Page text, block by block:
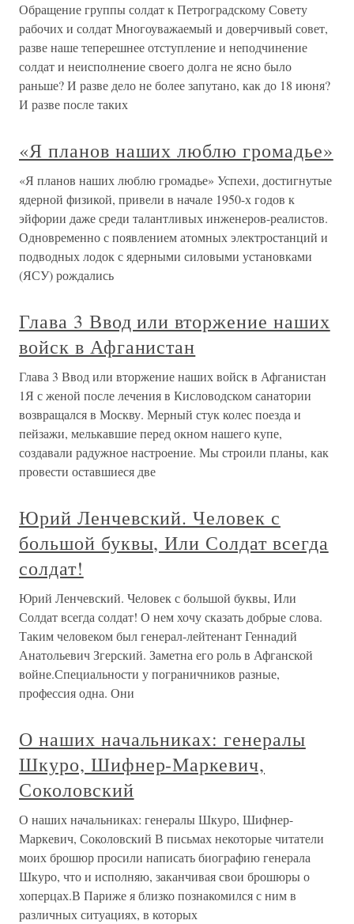
Обращение группы солдат к Петроградскому Совету
рабочих и солдат Многоуважаемый и доверчивый совет,
разве наше теперешнее отступление и неподчинение
солдат и неисполнение своего долга не ясно было
раньше? И разве дело не более запутано, как до 18 июня?
И разве после таких
«Я планов наших люблю громадье»
«Я планов наших люблю громадье» Успехи, достигнутые
ядерной физикой, привели в начале 1950-х годов к
эйфории даже среди талантливых инженеров-реалистов.
Одновременно с появлением атомных электростанций и
подводных лодок с ядерными силовыми установками
(ЯСУ) рождались
Глава 3 Ввод или вторжение наших
войск в Афганистан
Глава 3 Ввод или вторжение наших войск в Афганистан
1Я с женой после лечения в Кисловодском санатории
возвращался в Москву. Мерный стук колес поезда и
пейзажи, мелькавшие перед окном нашего купе,
создавали радужное настроение. Мы строили планы, как
провести оставшиеся две
Юрий Ленчевский. Человек с
большой буквы, Или Солдат всегда
солдат!
Юрий Ленчевский. Человек с большой буквы, Или
Солдат всегда солдат! О нем хочу сказать добрые слова.
Таким человеком был генерал-лейтенант Геннадий
Анатольевич Згерский. Заметна его роль в Афганской
войне.Специальности у пограничников разные,
профессия одна. Они
О наших начальниках: генералы
Шкуро, Шифнер-Маркевич,
Соколовский
О наших начальниках: генералы Шкуро, Шифнер-
Маркевич, Соколовский В письмах некоторые читатели
моих брошюр просили написать биографию генерала
Шкуро, что и исполняю, заканчивая свои брошюры о
хоперцах.В Париже я близко познакомился с ним в
различных ситуациях, в которых